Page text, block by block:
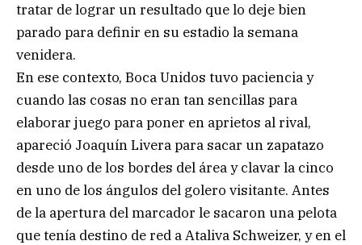
tratar de lograr un resultado que lo deje bien
parado para definir en su estadio la semana
venidera.
En ese contexto, Boca Unidos tuvo paciencia y
cuando las cosas no eran tan sencillas para
elaborar juego para poner en aprietos al rival,
apareció Joaquín Livera para sacar un zapatazo
desde uno de los bordes del área y clavar la cinco
en uno de los ángulos del golero visitante. Antes
de la apertura del marcador le sacaron una pelota
que tenía destino de red a Ataliva Schweizer, y en el